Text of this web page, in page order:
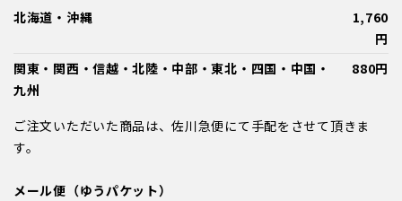
北海道・沖縄
1,760
円
関東・関西・信越・北陸・中部・東北・四国・中国・
九州
880円
ご注文いただいた商品は、佐川急便にて手配をさせて頂きま
す。
メール便（ゆうパケット）